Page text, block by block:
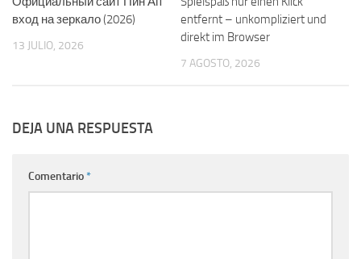
вход на зеркало (2026)
13 JULIO, 2026
entfernt – unkompliziert und
direkt im Browser
7 AGOSTO, 2026
DEJA UNA RESPUESTA
Comentario*